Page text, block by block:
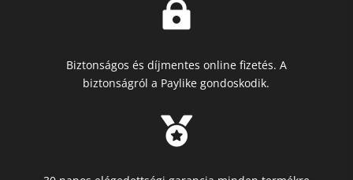

Biztonságos és díjmentes online fizetés. A
biztonságról a Paylike gondoskodik.
